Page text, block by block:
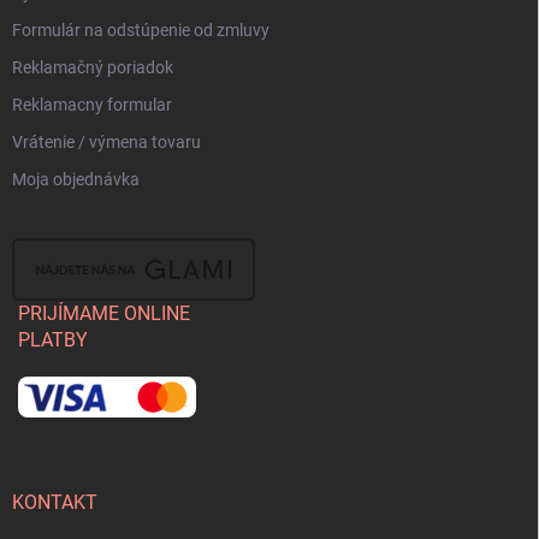
Formulár na odstúpenie od zmluvy
Reklamačný poriadok
Reklamacny formular
Vrátenie / výmena tovaru
Moja objednávka
PRIJÍMAME ONLINE
PLATBY
KONTAKT